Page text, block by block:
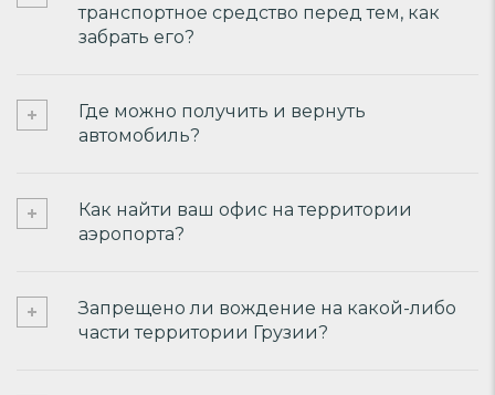
транспортное средство перед тем, как
забрать его?
Где можно получить и вернуть
автомобиль?
Как найти ваш офис на территории
аэропорта?
Запрещено ли вождение на какой-либо
части территории Грузии?